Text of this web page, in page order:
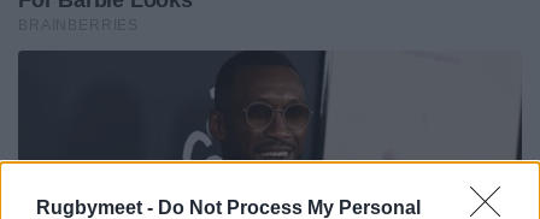
Rugbymeet - Do Not Process My Personal